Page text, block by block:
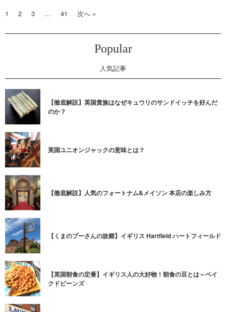
1 2 3 … 41 次へ »
Popular
人気記事
【徹底解説】英国貴族はなぜキュウリのサンドイッチを好んだ
のか？
英国ユニオンジャックの意味とは？
【徹底解説】人気のフォートナム&メイソン 本店の楽しみ方
【くまのプーさんの故郷】イギリス Hartfield ハートフィールド
【英国朝食の定番】イギリス人の大好物！朝食の豆とは～ベイ
クドビーンズ